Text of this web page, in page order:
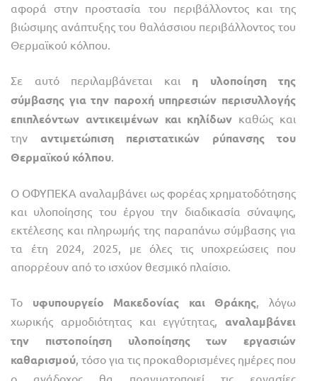
αφορά στην προστασία του περιβάλλοντος και της
βιώσιμης ανάπτυξης του θαλάσσιου περιβάλλοντος του
Θερμαϊκού κόλπου.
Σε αυτό περιλαμβάνεται και η υλοποίηση της
σύμβασης για την παροχή υπηρεσιών περισυλλογής
επιπλεόντων αντικειμένων και κηλίδων καθώς και
την αντιμετώπιση περιστατικών ρύπανσης του
Θερμαϊκού κόλπου.
Ο ΟΦΥΠΕΚΑ αναλαμβάνει ως φορέας χρηματοδότησης
και υλοποίησης του έργου την διαδικασία σύναψης,
εκτέλεσης και πληρωμής της παραπάνω σύμβασης για
τα έτη 2024, 2025, με όλες τις υποχρεώσεις που
απορρέουν από το ισχύον θεσμικό πλαίσιο.
Το υφυπουργείο Μακεδονίας και Θράκης, λόγω
χωρικής αρμοδιότητας και εγγύτητας, αναλαμβάνει
την πιστοποίηση υλοποίησης των εργασιών
καθαρισμού, τόσο για τις προκαθορισμένες ημέρες που